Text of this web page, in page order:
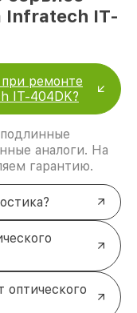
Infratech IT-
ремонте
IT-404DK?
аналоги. На
гарантию.
оптического